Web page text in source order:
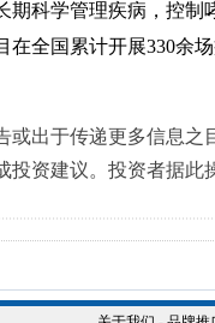
期科学管理疾病，控制
在全国累计开展330余
或出于传递更多信息之
投资建议。投资者据此